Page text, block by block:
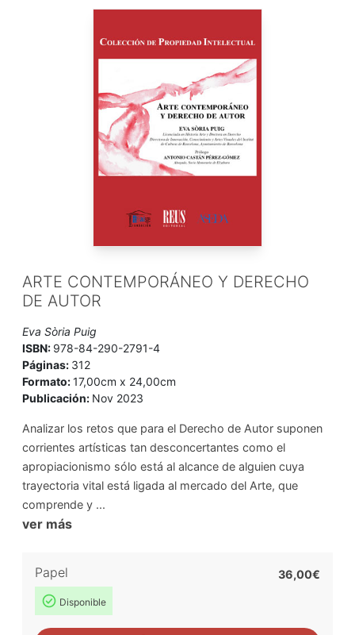
ARTE CONTEMPORÁNEO Y DERECHO
DE AUTOR
Eva Sòria Puig
ISBN: 978-84-290-2791-4
Páginas: 312
Formato:17,00cm x 24,00cm
Publicación: Nov 2023
Analizar los retos que para el Derecho de Autor suponen
corrientes artísticas tan desconcertantes como el
apropiacionismo sólo está al alcance de alguien cuya
trayectoria vital está ligada al mercado del Arte, que
comprende y ...
ver más
Papel
Disponible
36,00€